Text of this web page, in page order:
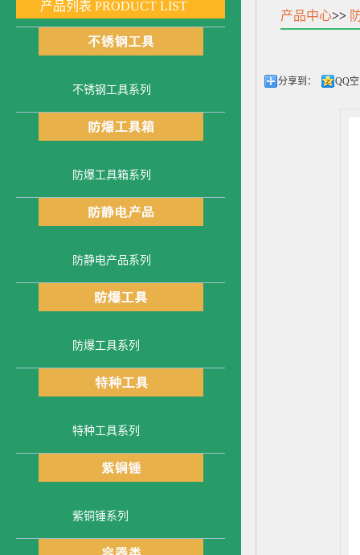
产品列表 PRODUCT LIST
不锈钢工具系列
防爆工具箱系列
防静电产品系列
防爆工具系列
特种工具系列
紫铜锤系列
产品中心>>
分享到： QQ